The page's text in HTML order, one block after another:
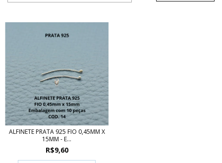
ALFINETE PRATA 925 FIO 0,45MM X
15MM - E...
R$9,60